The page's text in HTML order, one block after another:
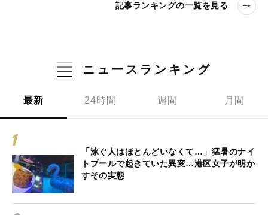
記事ランキングの一覧を見る
ニュースランキング
最新 24時間 週間 月間
「泳ぐ人はほとんどいなくて…」猛暑のナイ
トプールで起きていた異変…港区女子が明か
すその実態